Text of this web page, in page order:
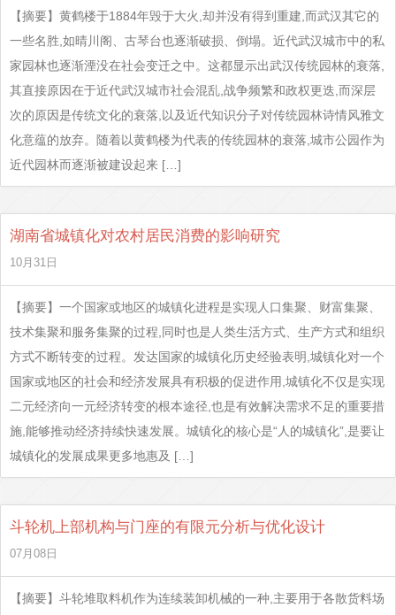
【摘要】黄鹤楼于1884年毁于大火,却并没有得到重建,而武汉其它的
一些名胜,如晴川阁、古琴台也逐渐破损、倒塌。近代武汉城市中的私
家园林也逐渐湮没在社会变迁之中。这都显示出武汉传统园林的衰落,
其直接原因在于近代武汉城市社会混乱,战争频繁和政权更迭,而深层
次的原因是传统文化的衰落,以及近代知识分子对传统园林诗情风雅文
化意蕴的放弃。随着以黄鹤楼为代表的传统园林的衰落,城市公园作为
近代园林而逐渐被建设起来 […]
湖南省城镇化对农村居民消费的影响研究
10月31日
【摘要】一个国家或地区的城镇化进程是实现人口集聚、财富集聚、
技术集聚和服务集聚的过程,同时也是人类生活方式、生产方式和组织
方式不断转变的过程。发达国家的城镇化历史经验表明,城镇化对一个
国家或地区的社会和经济发展具有积极的促进作用,城镇化不仅是实现
二元经济向一元经济转变的根本途径,也是有效解决需求不足的重要措
施,能够推动经济持续快速发展。城镇化的核心是“人的城镇化”,是要让
城镇化的发展成果更多地惠及 […]
斗轮机上部机构与门座的有限元分析与优化设计
07月08日
【摘要】斗轮堆取料机作为连续装卸机械的一种,主要用于各散货料场